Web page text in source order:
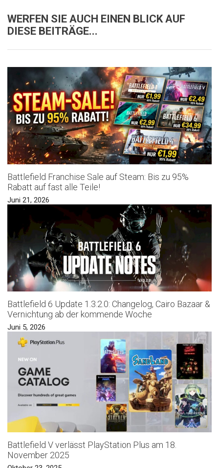
WERFEN SIE AUCH EINEN BLICK AUF
DIESE BEITRÄGE...
Battlefield Franchise Sale auf Steam: Bis zu 95%
Rabatt auf fast alle Teile!
Juni 21, 2026
Battlefield 6 Update 1.3.2.0: Changelog, Cairo Bazaar &
Vernichtung ab der kommende Woche
Juni 5, 2026
Battlefield V verlässt PlayStation Plus am 18.
November 2025